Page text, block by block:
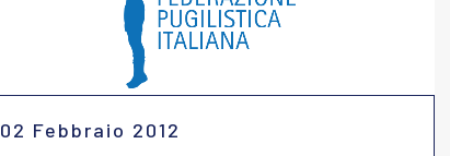
02 Febbraio 2012